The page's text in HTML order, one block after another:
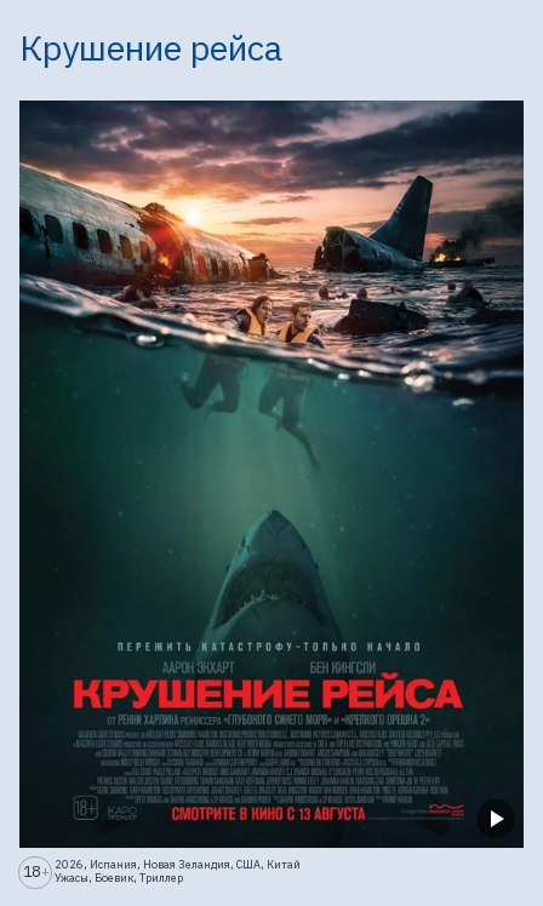
Крушение рейса
18+ 2026, Испания, Новая Зеландия, США, Китай
Ужасы, Боевик, Триллер